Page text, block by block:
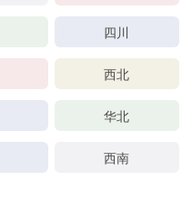
四川
西北
华北
西南